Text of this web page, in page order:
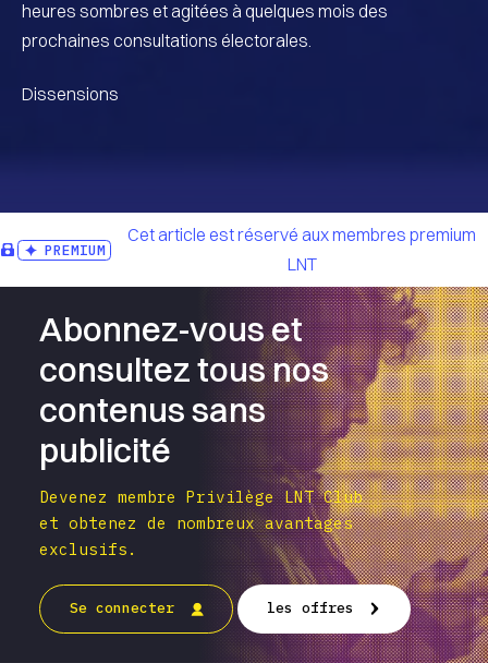
heures sombres et agitées à quelques mois des
prochaines consultations électorales.
Dissensions
PREMIUM
Cet article est réservé aux membres premium
LNT
Abonnez-vous et
consultez tous nos
contenus sans
publicité
Devenez membre Privilège LNT Club
et obtenez de nombreux avantages
exclusifs.
Se connecter les offres